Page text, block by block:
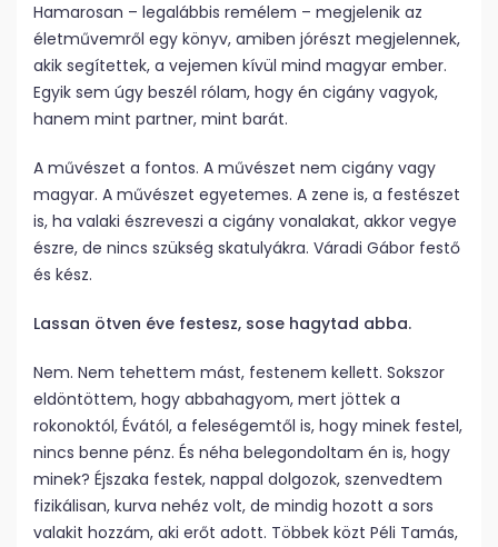
Hamarosan – legalábbis remélem – megjelenik az
életművemről egy könyv, amiben jórészt megjelennek,
akik segítettek, a vejemen kívül mind magyar ember.
Egyik sem úgy beszél rólam, hogy én cigány vagyok,
hanem mint partner, mint barát.
A művészet a fontos. A művészet nem cigány vagy
magyar. A művészet egyetemes. A zene is, a festészet
is, ha valaki észreveszi a cigány vonalakat, akkor vegye
észre, de nincs szükség skatulyákra. Váradi Gábor festő
és kész.
Lassan ötven éve festesz, sose hagytad abba.
Nem. Nem tehettem mást, festenem kellett. Sokszor
eldöntöttem, hogy abbahagyom, mert jöttek a
rokonoktól, Évától, a feleségemtől is, hogy minek festel,
nincs benne pénz. És néha belegondoltam én is, hogy
minek? Éjszaka festek, nappal dolgozok, szenvedtem
fizikálisan, kurva nehéz volt, de mindig hozott a sors
valakit hozzám, aki erőt adott. Többek közt Péli Tamás,